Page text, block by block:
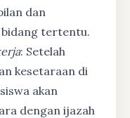
dan
tertentu.
: Setelah
kesetaraan di
akan
dengan ijazah